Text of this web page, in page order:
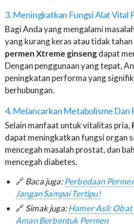
3. Meningkatkan Fungsi Alat Vital
Bagi Anda yang mengalami
yang kurang keras atau tidak tahan
permen Xtreme ginsengdapat
Dengan penggunaan yang tepat,
peningkatan performa yang
berhubungan.
4. Melancarkan Metabolisme Dan
Selain manfaat untuk vitalitas pria,
dapat meningkatkan fungsi organ
mencegah masalah prostat, dan
mencegah diabetes.
🔗 Baca juga:Perbedaan
Jangan Sampai Tertipu!
🔗 Simak juga:Hamer Asli:
Aman Berbentuk Permen